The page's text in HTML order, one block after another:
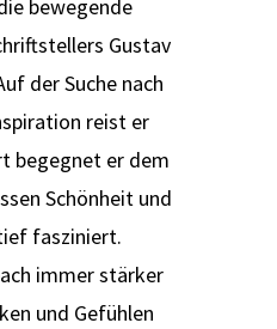
bewegende
Gustav
der Suche nach
reist er
begegnet er dem
Schönheit und
fasziniert.
immer stärker
und Gefühlen